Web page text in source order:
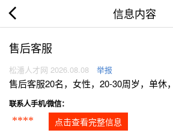
信息内容
售后客服
松潘人才网 2026.08.08 举报
售后客服20名，女性，20-30周岁，单休
联系人手机/微信：
**** 点击查看完整信息